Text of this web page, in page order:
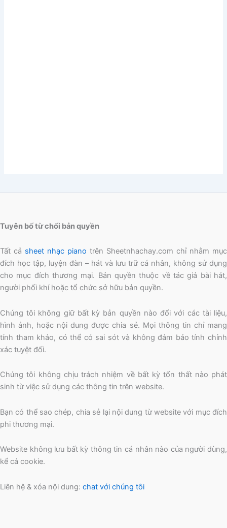
Tuyên bố từ chối bản quyền
Tất cả sheet nhạc piano trên Sheetnhachay.com chỉ nhằm mục
đích học tập, luyện đàn – hát và lưu trữ cá nhân, không sử dụng
cho mục đích thương mại. Bản quyền thuộc về tác giả bài hát,
người phối khí hoặc tổ chức sở hữu bản quyền.
Chúng tôi không giữ bất kỳ bản quyền nào đối với các tài liệu,
hình ảnh, hoặc nội dung được chia sẻ. Mọi thông tin chỉ mang
tính tham khảo, có thể có sai sót và không đảm bảo tính chính
xác tuyệt đối.
Chúng tôi không chịu trách nhiệm về bất kỳ tổn thất nào phát
sinh từ việc sử dụng các thông tin trên website.
Bạn có thể sao chép, chia sẻ lại nội dung từ website với mục đích
phi thương mại.
Website không lưu bất kỳ thông tin cá nhân nào của người dùng,
kể cả cookie.
Liên hệ & xóa nội dung: chat với chúng tôi